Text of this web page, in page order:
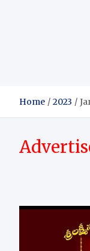
Home 2023